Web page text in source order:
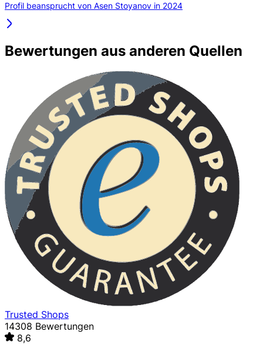
Profil beansprucht von Asen Stoyanov in 2024
Bewertungen aus anderen Quellen
Trusted Shops
14308 Bewertungen
8,6